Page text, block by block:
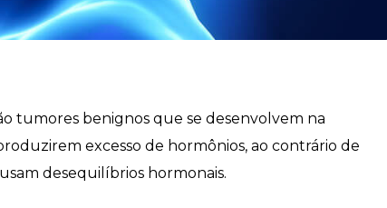
tumores benignos que se desenvolvem na
excesso de hormônios, ao contrário de
desequilíbrios hormonais.